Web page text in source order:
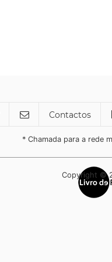
Contactos
* Chamada para a rede
Copyright ©